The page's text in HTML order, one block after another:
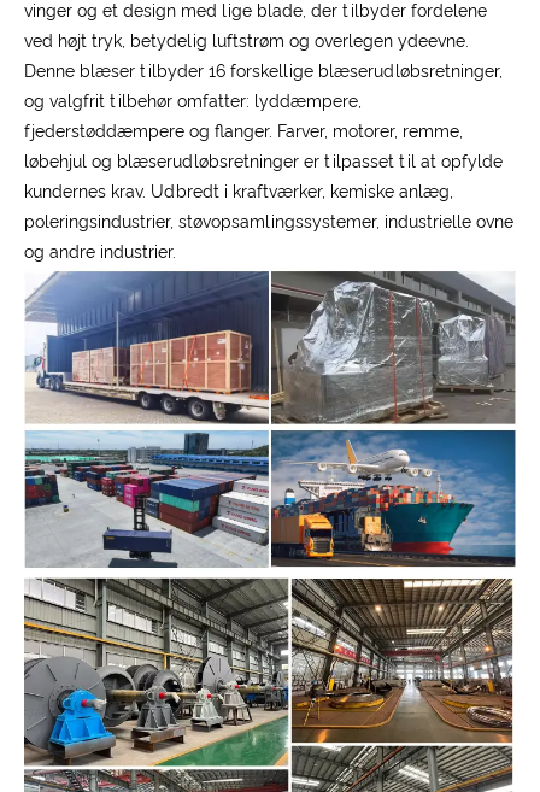
vinger og et design med lige blade, der tilbyder fordelene
ved højt tryk, betydelig luftstrøm og overlegen ydeevne.
Denne blæser tilbyder 16 forskellige blæserudløbsretninger,
og valgfrit tilbehør omfatter: lyddæmpere,
fjederstøddæmpere og flanger. Farver, motorer, remme,
løbehjul og blæserudløbsretninger er tilpasset til at opfylde
kundernes krav. Udbredt i kraftværker, kemiske anlæg,
poleringsindustrier, støvopsamlingssystemer, industrielle ovne
og andre industrier.